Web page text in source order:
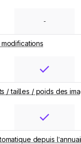
-
/ tailles / poids des
depuis